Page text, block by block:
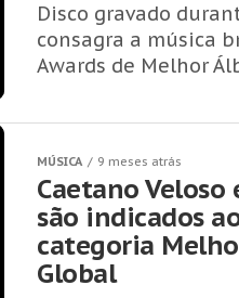
Disco gravado
consagra a música
Awards de Melhor
MÚSICA 9 meses atrás
Caetano
são indicados
categoria
Global